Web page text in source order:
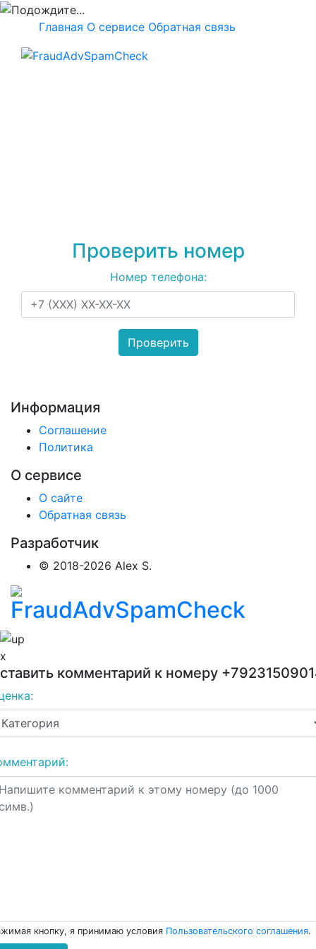
Главная О сервисе Обратная связь
Проверить номер
Номер телефона:
Информация
Соглашение
Политика
О сервисе
О сайте
Обратная связь
Разработчик
© 2018-2026 Alex S.
x
комментарий к номеру
кнопку, я принимаю условия Пользовательского соглашения.